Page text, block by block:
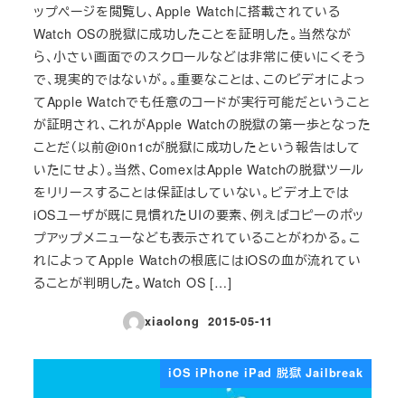
ップページを閲覧し、Apple Watchに搭載されている
Watch OSの脱獄に成功したことを証明した。当然なが
ら、小さい画面でのスクロールなどは非常に使いにくそう
で、現実的ではないが。。重要なことは、このビデオによっ
てApple Watchでも任意のコードが実行可能だということ
が証明され、これがApple Watchの脱獄の第一歩となった
ことだ（以前@i0n1cが脱獄に成功したという報告はして
いたにせよ）。当然、ComexはApple Watchの脱獄ツール
をリリースすることは保証はしていない。ビデオ上では
iOSユーザが既に見慣れたUIの要素、例えばコピーのポッ
プアップメニューなども表示されていることがわかる。こ
れによってApple Watchの根底にはiOSの血が流れてい
ることが判明した。Watch OS […]
xiaolong
投稿日
2015-05-11
iOS iPhone iPad 脱獄 Jailbreak